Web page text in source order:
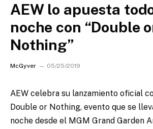
AEW lo apuesta
noche con “Double
Nothing”
McGyver 05/25/2019
AEW celebra su lanzamiento oficial
Double or Nothing, evento que se
noche desde el MGM Grand Garden